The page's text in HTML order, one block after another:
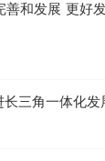
和发展 更好
三角一体化发